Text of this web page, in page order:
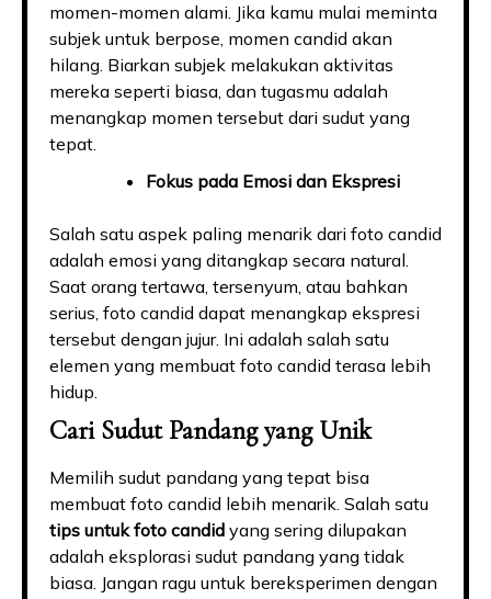
momen-momen alami. Jika kamu mulai meminta
subjek untuk berpose, momen candid akan
hilang. Biarkan subjek melakukan aktivitas
mereka seperti biasa, dan tugasmu adalah
menangkap momen tersebut dari sudut yang
tepat.
Fokus pada Emosi dan Ekspresi
Salah satu aspek paling menarik dari foto candid
adalah emosi yang ditangkap secara natural.
Saat orang tertawa, tersenyum, atau bahkan
serius, foto candid dapat menangkap ekspresi
tersebut dengan jujur. Ini adalah salah satu
elemen yang membuat foto candid terasa lebih
hidup.
Cari Sudut Pandang yang Unik
Memilih sudut pandang yang tepat bisa
membuat foto candid lebih menarik. Salah satu
tips untuk foto candid yang sering dilupakan
adalah eksplorasi sudut pandang yang tidak
biasa. Jangan ragu untuk bereksperimen dengan